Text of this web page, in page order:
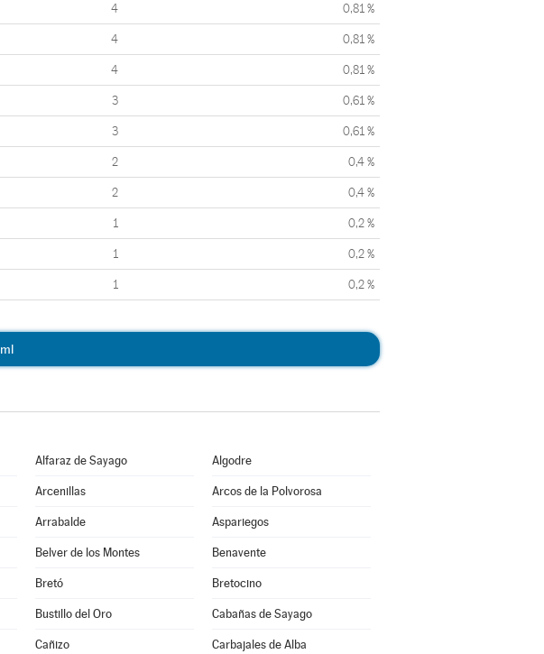
4 0,81 %
4 0,81 %
4 0,81 %
3 0,61 %
3 0,61 %
2 0,4 %
2 0,4 %
1 0,2 %
1 0,2 %
1 0,2 %
Alfaraz de Sayago Algodre
Arcenillas Arcos de la Polvorosa
Arrabalde Aspariegos
Belver de los Montes Benavente
Bretó Bretocino
Bustillo del Oro Cabañas de Sayago
Cañizo Carbajales de Alba